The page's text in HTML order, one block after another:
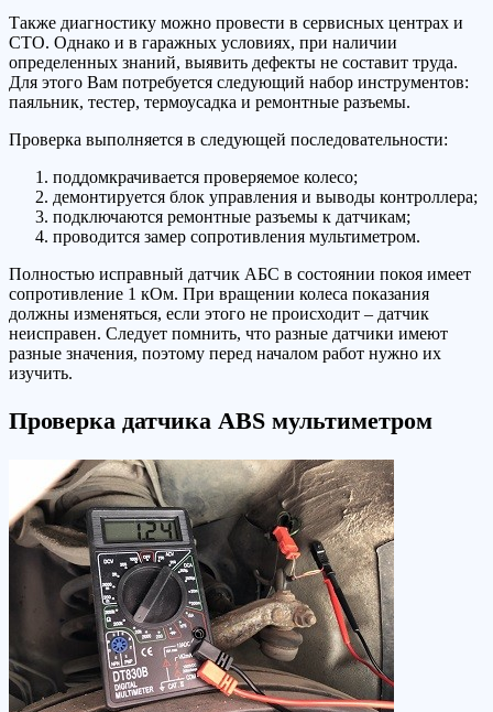
Также диагностику можно провести в сервисных центрах и
СТО. Однако и в гаражных условиях, при наличии
определенных знаний, выявить дефекты не составит труда.
Для этого Вам потребуется следующий набор инструментов:
паяльник, тестер, термоусадка и ремонтные разъемы.
Проверка выполняется в следующей последовательности:
поддомкрачивается проверяемое колесо;
демонтируется блок управления и выводы контроллера;
подключаются ремонтные разъемы к датчикам;
проводится замер сопротивления мультиметром.
Полностью исправный датчик АБС в состоянии покоя имеет
сопротивление 1 кОм. При вращении колеса показания
должны изменяться, если этого не происходит – датчик
неисправен. Следует помнить, что разные датчики имеют
разные значения, поэтому перед началом работ нужно их
изучить.
Проверка датчика ABS мультиметром